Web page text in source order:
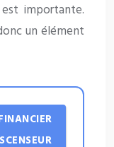
importante.
un élément